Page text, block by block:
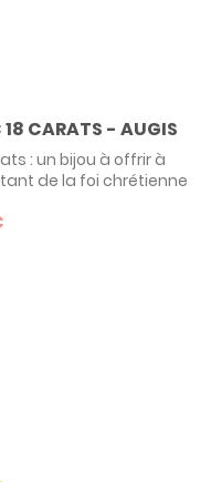
18 CARATS - AUGIS
: un bijou à offrir à
de la foi chrétienne